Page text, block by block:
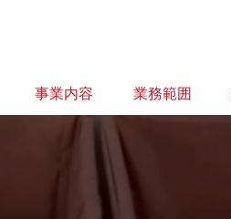
事業内容 業務範囲